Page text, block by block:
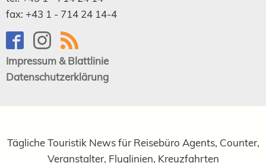
fax: +43 1 - 714 24 14-4
Impressum & Blattlinie
Datenschutzerklärung
Tägliche Touristik News für Reisebüro Agents, Counter,
Veranstalter, Fluglinien, Kreuzfahrten